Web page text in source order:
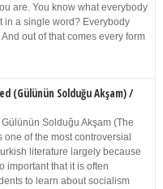
are. You know what everybody
in a single word? Everybody
out of that comes every form
(Gülünün Solduğu Akşam) /
Solduğu Akşam (The
one of the most controversial
literature largely because
important that it is often
to learn about socialism